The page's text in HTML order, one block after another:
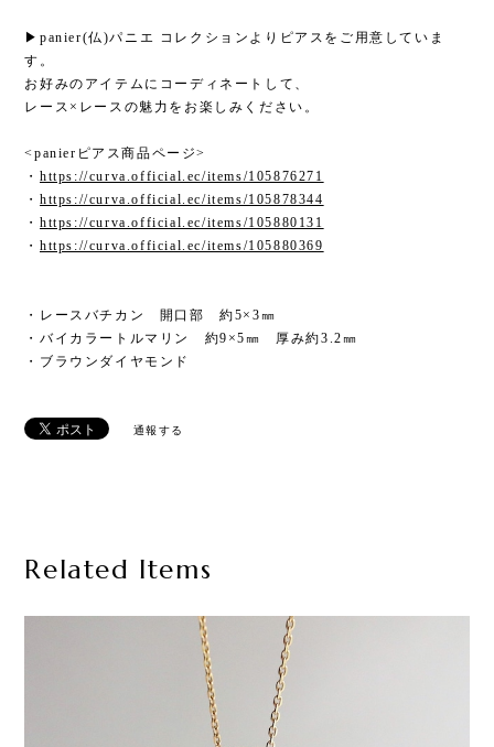
▶panier(仏)パニエ コレクションよりピアスをご用意していま
す。
お好みのアイテムにコーディネートして、
レース×レースの魅力をお楽しみください。
<panierピアス商品ページ>
・ https://curva.official.ec/items/105876271
・ https://curva.official.ec/items/105878344
・ https://curva.official.ec/items/105880131
・ https://curva.official.ec/items/105880369
・レースバチカン 開口部 約5×3㎜
・バイカラートルマリン 約9×5㎜ 厚み約3.2㎜
・ブラウンダイヤモンド
通報する
Related Items